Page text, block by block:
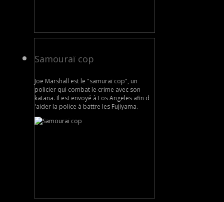
Samouraï cop
Joe Marshall est le "samuraï cop", un
policier qui combat le crime avec son
katana. Il est envoyé à Los Angeles afin d
'aider la police à battre les Fujiyama.